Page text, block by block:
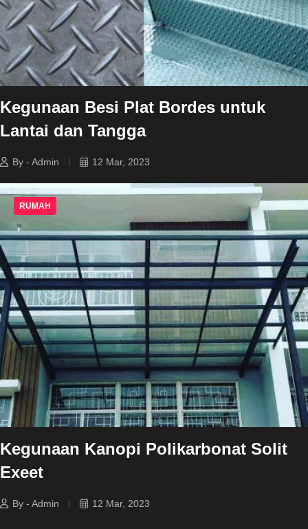
Kegunaan Besi Plat Bordes untuk
Lantai dan Tangga
By - Admin 12 Mar, 2023
RUMAH
Kegunaan Kanopi Polikarbonat Solit
Exeet
By - Admin 12 Mar, 2023